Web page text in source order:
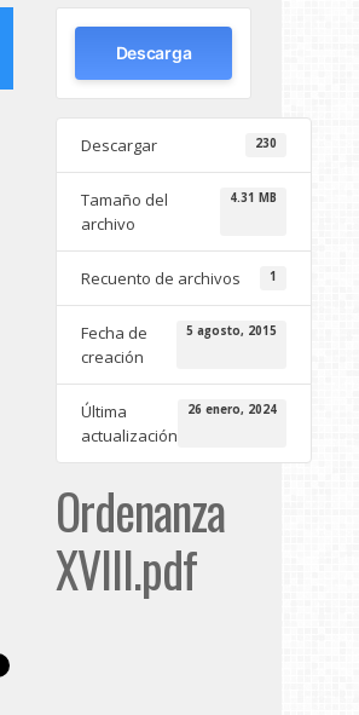
Descarga
Descargar 230
Tamaño del
archivo
4.31 MB
Recuento de archivos 1
Fecha de
creación
5 agosto, 2015
Última
actualización
26 enero, 2024
Ordenanza
XVIII.pdf